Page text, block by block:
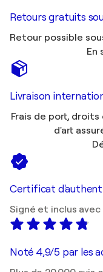
Retours gratuits
Retour possible
En
Livraison
Frais de port,
d'art
Certificat
Signé et inclus
Noté 4,9/5 par les